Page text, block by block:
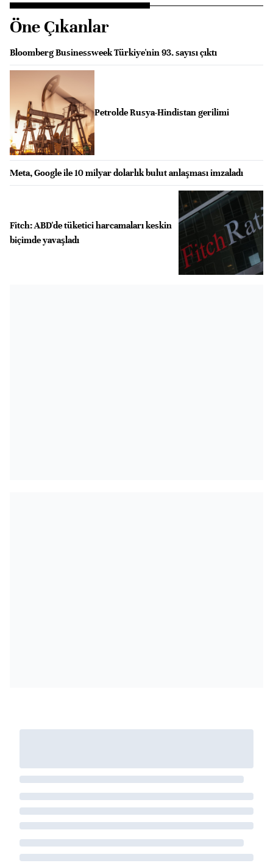
Öne Çıkanlar
Bloomberg Businessweek Türkiye'nin 93. sayısı çıktı
Petrolde Rusya-Hindistan gerilimi
Meta, Google ile 10 milyar dolarlık bulut anlaşması imzaladı
Fitch: ABD'de tüketici harcamaları keskin
biçimde yavaşladı